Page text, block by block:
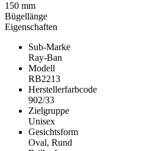
Eigenschaften
Sub-Marke
Ray-Ban
Modell
RB2213
Herstellerfarbcode
902/33
Zielgruppe
Unisex
Gesichtsform
Oval, Rund
150 mm
Bügellänge